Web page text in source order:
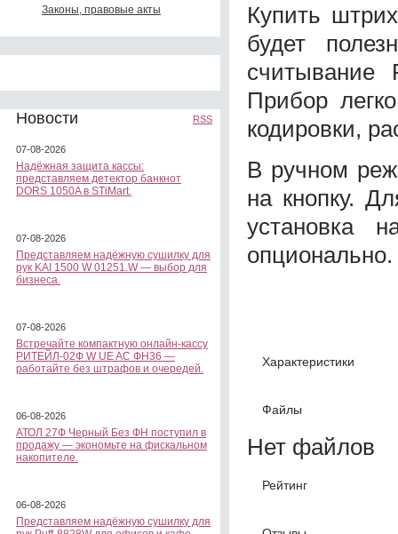
Законы, правовые акты
Новости RSS
07-08-2026
Надёжная защита кассы:
представляем детектор банкнот
DORS 1050A в STiMart.
07-08-2026
Представляем надёжную сушилку для
рук KAI 1500 W 01251.W — выбор для
бизнеса.
07-08-2026
Встречайте компактную онлайн-кассу
РИТЕЙЛ-02Ф W UE AC ФН36 —
работайте без штрафов и очередей.
06-08-2026
АТОЛ 27Ф Черный Без ФН поступил в
продажу — экономьте на фискальном
накопителе.
06-08-2026
Представляем надёжную сушилку для
Купить
будет
считывание
Прибор
кодировки,
В ручном
на кнопку.
установка
опционально.
Характеристики
Файлы
Нет файлов
Рейтинг